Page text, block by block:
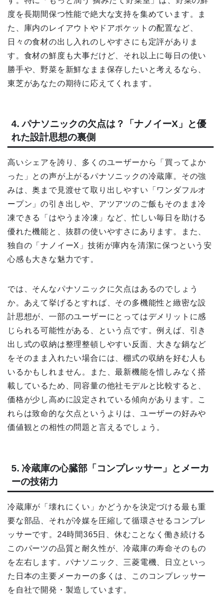
度を長期間保つ性能で絶大な支持を集めています。ま
た、庫内のレイアウトやドアポケットの配置など、
日々の食材の出し入れのしやすさにも定評がありま
す。食材の鮮度も大事だけど、それ以上に毎日の使い
勝手や、野菜を新鮮なまま保存したいと考えるなら、
東芝があなたの期待に応えてくれます。
4. パナソニックの欠点は？「ナノイーX」と優
れた設計思想の裏側
高いシェアを誇り、多くのユーザーから「買ってよか
った」との声が上がるパナソニックの冷蔵庫。その強
みは、奥まで見渡せて取り出しやすい「ワンダフルオ
ープン」の引き出しや、アツアツのご飯もそのまま冷
凍できる「はやうま冷凍」など、忙しい毎日を助ける
優れた機能と、抜群の使いやすさにあります。また、
独自の「ナノイーX」技術が庫内を清潔に保つという安
心感も大きな魅力です。
では、そんなパナソニックに欠点はあるのでしょう
か。あえて挙げるとすれば、その多機能性と緻密な設
計思想が、一部のユーザーにとってはデメリットに感
じられる可能性がある、という点です。例えば、引き
出し式の収納は整理整頓しやすい反面、大きな鍋など
をそのまま入れたい場合には、棚式の収納を好む人も
いるかもしれません。また、最新機能を惜しみなく搭
載しているため、同容量の他社モデルと比較すると、
価格が少し高めに設定されている傾向があります。こ
れらは致命的な欠点というよりは、ユーザーの好みや
価値観との相性の問題と言えるでしょう。
5. 冷蔵庫の心臓部「コンプレッサー」とメーカ
ーの技術力
冷蔵庫が「壊れにくい」かどうかを決定づける最も重
要な部品、それが冷媒を圧縮して循環させるコンプレ
ッサーです。24時間365日、休むことなく働き続ける
このパーツの品質と耐久性が、冷蔵庫の寿命そのもの
を左右します。パナソニック、三菱電機、日立といっ
た日本の主要メーカーの多くは、このコンプレッサー
を自社で開発・製造しています。